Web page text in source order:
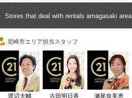
Stores that deal with rentals amagasaki area
尼崎市エリア担当スタッフ
渡辺大輔 古田明日香 瀬尾奈美恵